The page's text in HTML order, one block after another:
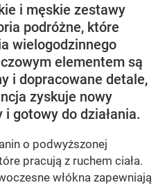
i męskie zestawy
podróżne, które
wielogodzinnego
elementem są
i dopracowane detale,
zyskuje nowy
gotowy do działania.
o podwyższonej
pracują z ruchem ciała.
włókna zapewniają